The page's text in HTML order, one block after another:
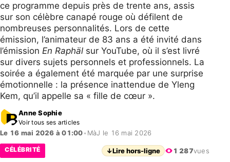
ce programme depuis près de trente ans, assis
sur son célèbre canapé rouge où défilent de
nombreuses personnalités. Lors de cette
émission, l’animateur de 83 ans a été invité dans
l’émission En Raphäl sur YouTube, où il s’est livré
sur divers sujets personnels et professionnels. La
soirée a également été marquée par une surprise
émotionnelle : la présence inattendue de Yleng
Kem, qu’il appelle sa « fille de cœur ».
Anne Sophie
Voir tous ses articles
Le 16 mai 2026 à 01:00• MàJ le 16 mai 2026
CÉLÉBRITÉ ↓Lire hors-ligne 1 287vues